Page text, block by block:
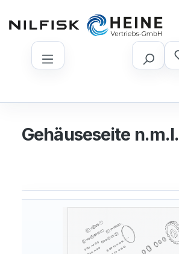
Gehäuseseite n.m.l.